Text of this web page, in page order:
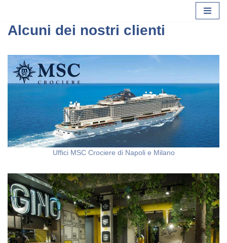
Vai
Alcuni dei nostri clienti
Uffici MSC Crociere di Napoli e Milano